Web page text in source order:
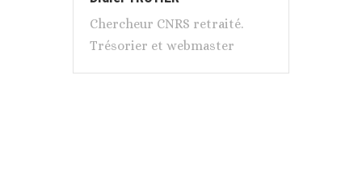
Chercheur CNRS retraité.
Trésorier et webmaster